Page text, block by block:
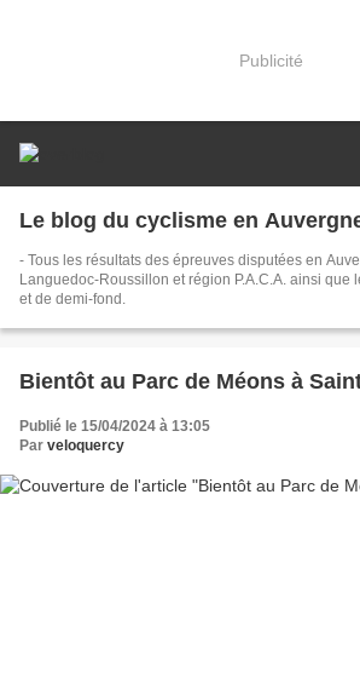
Publicité
Le blog du cyclisme en
- Tous les résultats des épreuves disputées en
Languedoc-Roussillon et région P.A.C.A. ainsi que
et de demi-fond.
Bientôt au Parc de Méons à
Publié le 15/04/2024 à 13:05
Par veloquercy